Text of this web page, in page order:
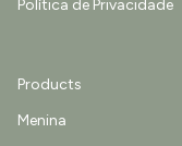
Política de Privacidade
Products
Menina